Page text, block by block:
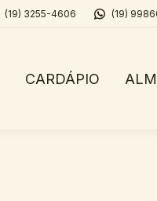
(19) 3255-4606 (19)
CARDÁPIO